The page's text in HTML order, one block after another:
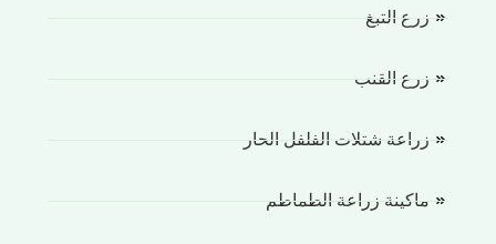
زرع التبغ
زرع القنب
زراعة شتلات الفلفل الحار
ماكينة زراعة الطماطم